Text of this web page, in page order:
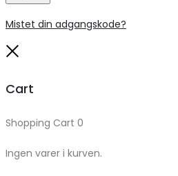
Mistet din adgangskode?
Cart
Shopping Cart 0
Ingen varer i kurven.